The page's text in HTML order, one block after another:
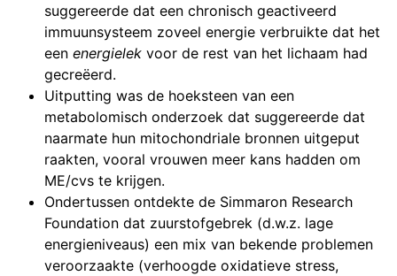
suggereerde dat een chronisch geactiveerd
immuunsysteem zoveel energie verbruikte dat het
een energielek voor de rest van het lichaam had
gecreëerd.
Uitputting was de hoeksteen van een
metabolomisch onderzoek dat suggereerde dat
naarmate hun mitochondriale bronnen uitgeput
raakten, vooral vrouwen meer kans hadden om
ME/cvs te krijgen.
Ondertussen ontdekte de Simmaron Research
Foundation dat zuurstofgebrek (d.w.z. lage
energieniveaus) een mix van bekende problemen
veroorzaakte (verhoogde oxidatieve stress,